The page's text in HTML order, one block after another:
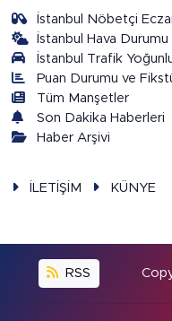
İstanbul Nöbetçi
İstanbul Hava Durumu
İstanbul Trafik
Puan Durumu ve
Tüm Manşetler
Son Dakika Haberleri
Haber Arşivi
İLETİŞİM KÜNYE
RSS